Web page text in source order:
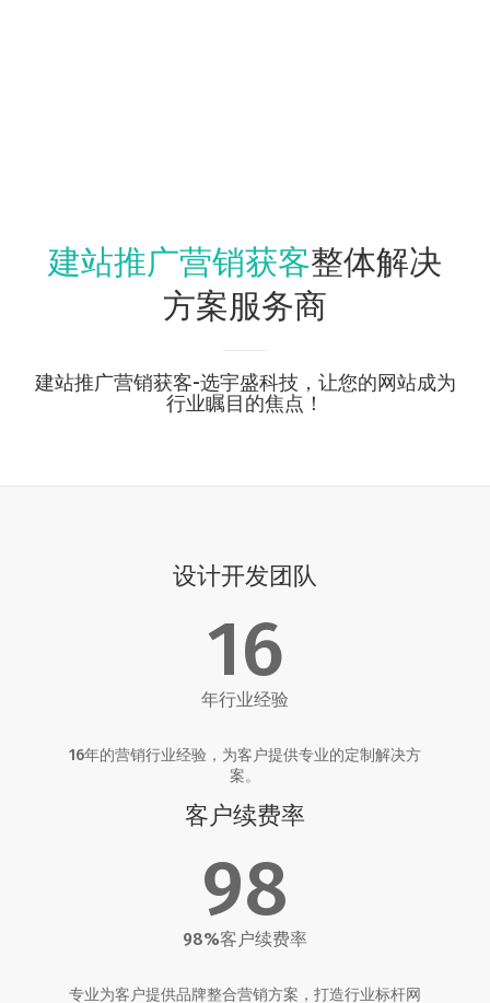
建站推广营销获客整体解决
方案服务商
建站推广营销获客-选宇盛科技，让您的网站成为
行业瞩目的焦点！
设计开发团队
16
年行业经验
16年的营销行业经验，为客户提供专业的定制解决方
案。
客户续费率
98
98%客户续费率
专业为客户提供品牌整合营销方案，打造行业标杆网